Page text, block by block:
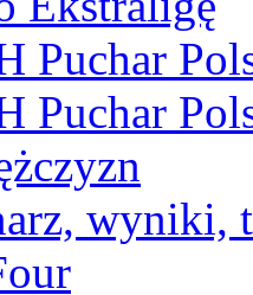
Puchar
Puchar
wyniki,